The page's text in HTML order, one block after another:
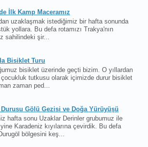
İlk Kamp Maceramız
uzaklaşmak istediğimiz bir hafta sonunda
yollara. Bu defa rotamızı Trakya'nın
sahilindeki şir...
Bisiklet Turu
bisiklet üzerinde geçti bizim. O yıllardan
çocukluk tutkusu olarak içimizde durur bisiklet
zaman ped...
Durusu Gölü Gezisi ve Doğa Yürüyüşü
hafta sonu Uzaklar Derinler grubumuz ile
yine Karadeniz kıyılarına çevirdik. Bu defa
bölgesini keş...